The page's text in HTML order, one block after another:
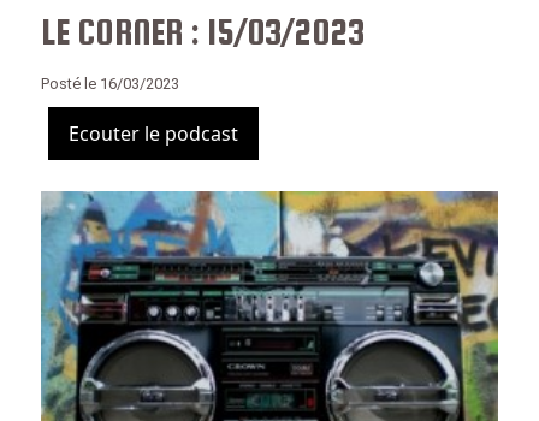
LE CORNER : 15/03/2023
Posté le 16/03/2023
Ecouter le podcast